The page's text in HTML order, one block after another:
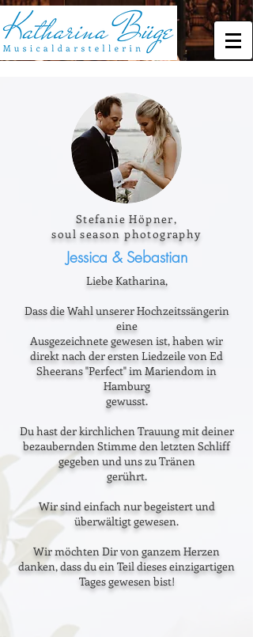
Stefanie Höpner,
soul season photography
Jessica & Sebastian
Liebe Katharina,
Dass die Wahl unserer Hochzeitssängerin
eine
Ausgezeichnete gewesen ist, haben wir
direkt nach der ersten Liedzeile von Ed
Sheerans "Perfect" im Mariendom in
Hamburg
gewusst.
Du hast der kirchlichen Trauung mit deiner
bezaubernden Stimme den letzten Schliff
gegeben und uns zu Tränen
gerührt.
Wir sind einfach nur begeistert und
überwältigt gewesen.
Wir möchten Dir von ganzem Herzen
danken, dass du ein Teil dieses einzigartigen
Tages gewesen bist!